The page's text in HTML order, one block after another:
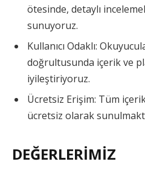
ötesinde, detaylı
sunuyoruz.
Kullanıcı Odaklı:
doğrultusunda içerik ve
iyileştiriyoruz.
Ücretsiz Erişim: Tüm
ücretsiz olarak
DEĞERLERİMİZ